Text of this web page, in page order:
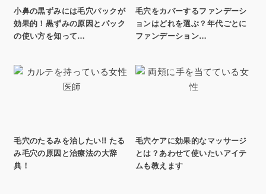
小鼻の黒ずみには毛穴パックが
効果的！黒ずみの原因とパック
の使い方を知って…
毛穴をカバーするファンデーシ
ョンはどれを選ぶ？年代ごとに
ファンデーション…
毛穴のたるみを治したい!! たる
み毛穴の原因と治療法の大辞
典！
毛穴ケアに効果的なマッサージ
とは？あわせて使いたいアイテ
ムも教えます